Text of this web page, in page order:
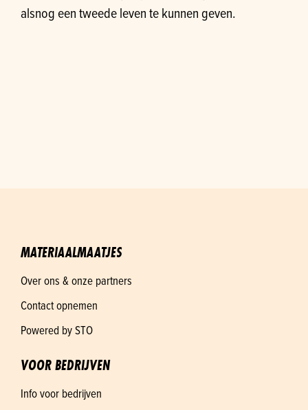
alsnog een tweede leven te kunnen geven.
MATERIAALMAATJES
Over ons & onze partners
Contact opnemen
Powered by STO
VOOR BEDRIJVEN
Info voor bedrijven